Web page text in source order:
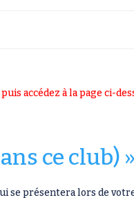
accédez à la page ci-
ce club)
se présentera lors de